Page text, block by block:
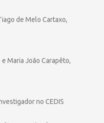
de Melo Cartaxo,
Maria João Carapêto,
no CEDIS